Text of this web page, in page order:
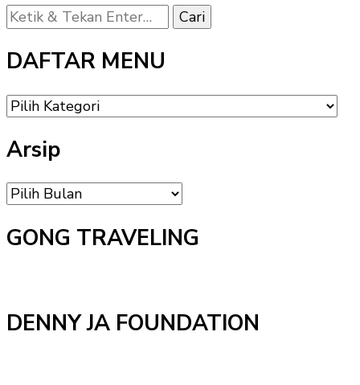
Mencari
Sesuatu?
DAFTAR MENU
DAFTAR
MENU
Arsip
Arsip
GONG TRAVELING
DENNY JA FOUNDATION